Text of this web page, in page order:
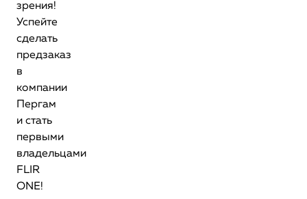
зрения!
Успейте
сделать
предзаказ
в
компании
Пергам
и стать
первыми
владельцами
FLIR
ONE!